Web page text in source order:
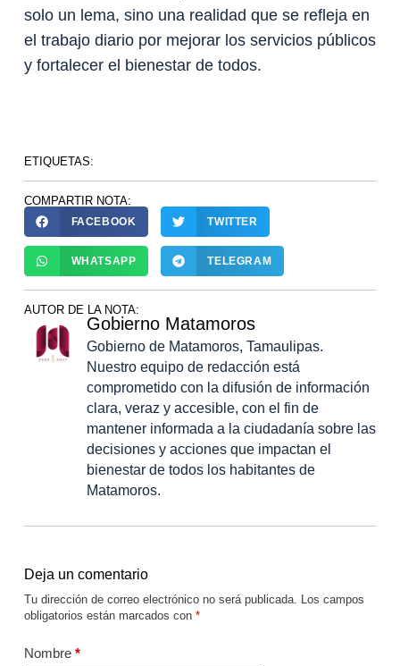
solo un lema, sino una realidad que se refleja en
el trabajo diario por mejorar los servicios públicos
y fortalecer el bienestar de todos.
ETIQUETAS:
COMPARTIR NOTA:
FACEBOOK TWITTER
WHATSAPP TELEGRAM
AUTOR DE LA NOTA:
Gobierno Matamoros
Gobierno de Matamoros, Tamaulipas.
Nuestro equipo de redacción está
comprometido con la difusión de información
clara, veraz y accesible, con el fin de
mantener informada a la ciudadanía sobre las
decisiones y acciones que impactan el
bienestar de todos los habitantes de
Matamoros.
Deja un comentario
Tu dirección de correo electrónico no será publicada.
Los campos
obligatorios están marcados con *
Nombre*